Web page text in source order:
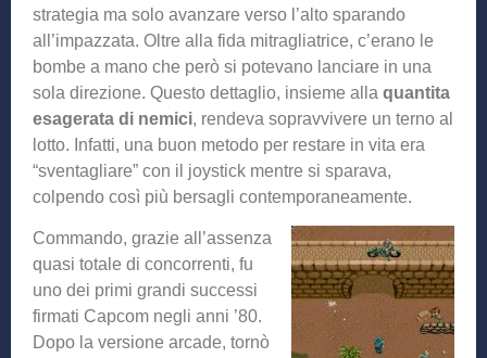
strategia ma solo avanzare verso l’alto sparando
all’impazzata. Oltre alla fida mitragliatrice, c’erano le
bombe a mano che però si potevano lanciare in una
sola direzione. Questo dettaglio, insieme alla quantita
esagerata di nemici, rendeva sopravvivere un terno al
lotto. Infatti, una buon metodo per restare in vita era
“sventagliare” con il joystick mentre si sparava,
colpendo così più bersagli contemporaneamente.
Commando, grazie all’assenza
quasi totale di concorrenti, fu
uno dei primi grandi successi
firmati Capcom negli anni ’80.
Dopo la versione arcade, tornò